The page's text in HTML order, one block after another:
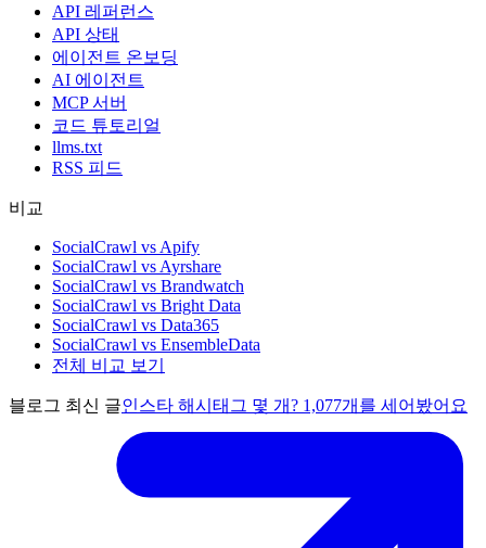
API 레퍼런스
API 상태
에이전트 온보딩
AI 에이전트
MCP 서버
코드 튜토리얼
llms.txt
RSS 피드
비교
SocialCrawl vs Apify
SocialCrawl vs Ayrshare
SocialCrawl vs Brandwatch
SocialCrawl vs Bright Data
SocialCrawl vs Data365
SocialCrawl vs EnsembleData
전체 비교 보기
블로그 최신 글인스타 해시태그 몇 개? 1,077개를 세어봤어요